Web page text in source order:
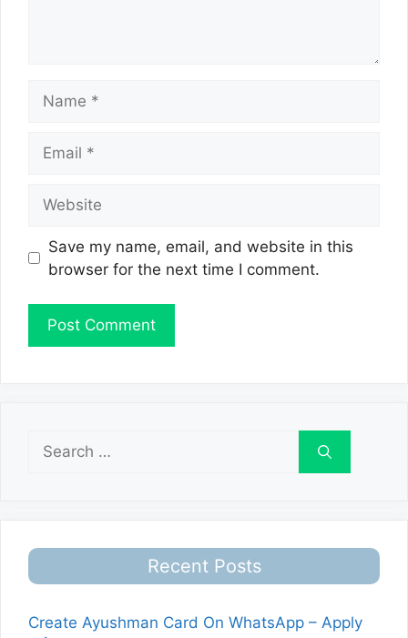
Save my name, email, and website in this
browser for the next time I comment.
Search
for:
Recent Posts
Create Ayushman Card On WhatsApp – Apply